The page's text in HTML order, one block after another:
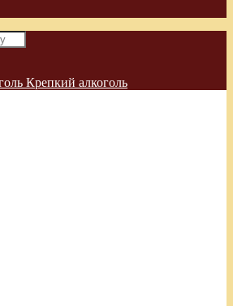
Крепкий алкоголь